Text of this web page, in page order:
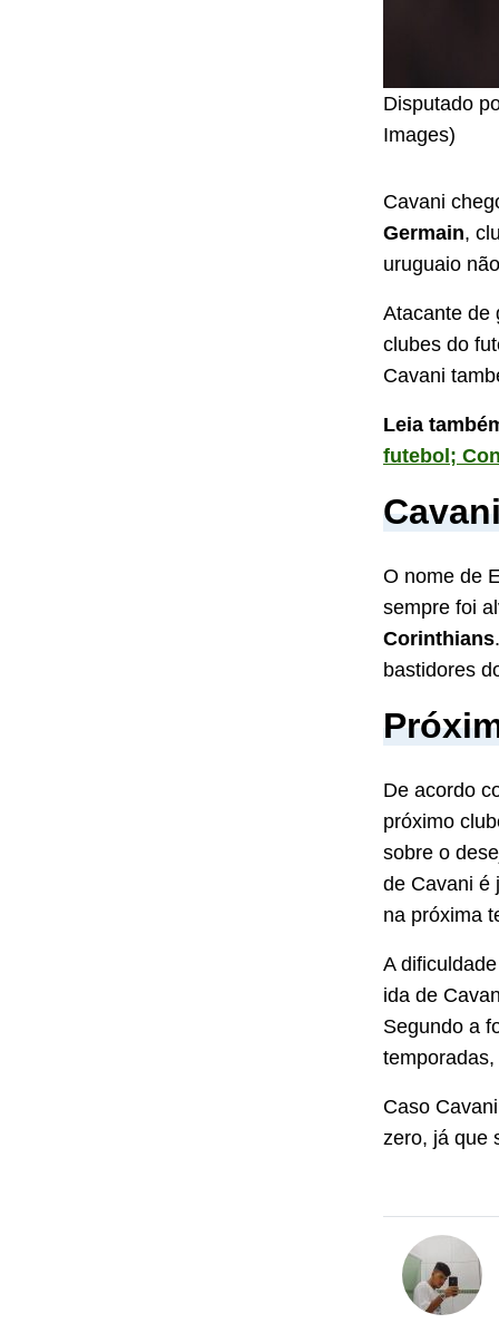
Disputado
Images)
Cavani
Germain,
uruguaio
Atacante de
clubes do
Cavani
Leia
futebol;
O nome de
sempre foi
Corinthians
bastidores
De acordo
próximo
sobre o
de Cavani é
na próxima
A
ida de
Segundo a
Caso
zero, já que